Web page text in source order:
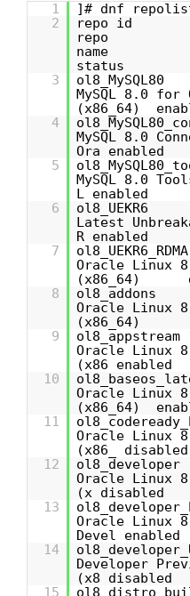
1
]# dnf
2
repo
status
3
MySQL 8.0
(x86_64)
4
MySQL 8.0
Ora enabled
5
MySQL 8.0
L enabled
6
Latest
R enabled
7
Oracle Linux 8
(x86_64)
8
Oracle Linux 8
(x86_64)
9
Oracle Linux
(x86 enabled
10
Oracle Linux 8
(x86_64)
11
Oracle Linux 8
(x86_ disabled
12
Oracle Linux 8
(x disabled
13
Oracle Linux 8
Devel enabled
14
Developer
(x8 disabled
15